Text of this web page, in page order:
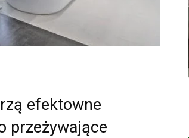
efektowne
przeżywające